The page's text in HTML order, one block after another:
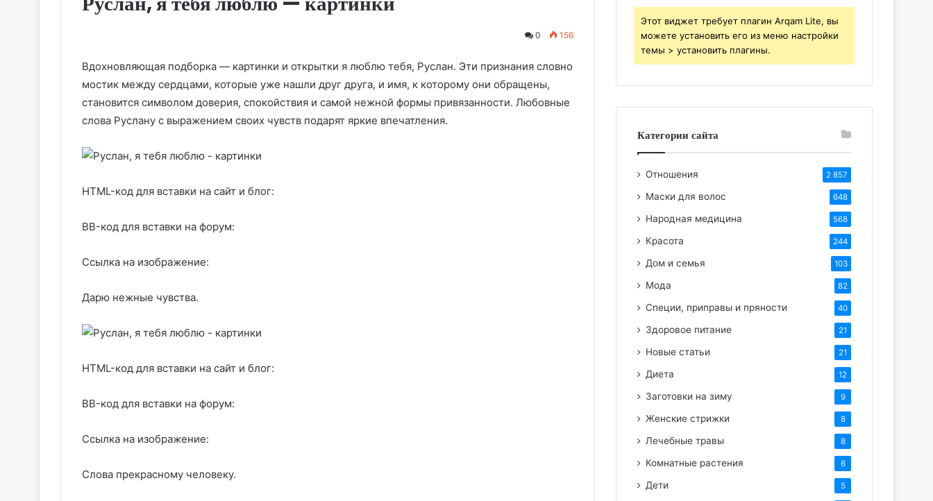
0 156
Вдохновляющая подборка — картинки и открытки я люблю тебя, Руслан. Эти признания словно
мостик между сердцами, которые уже нашли друг друга, и имя, к которому они обращены,
становится символом доверия, спокойствия и самой нежной формы привязанности. Любовные
слова Руслану с выражением своих чувств подарят яркие впечатления.
HTML-код для вставки на сайт и блог:
BB-код для вставки на форум:
Ссылка на изображение:
Дарю нежные чувства.
HTML-код для вставки на сайт и блог:
BB-код для вставки на форум:
Ссылка на изображение:
Слова прекрасному человеку.
Этот виджет требует плагин Arqam Lite, вы
можете установить его из меню настройки
темы > установить плагины.
Категории сайта
Отношения 2 857
Маски для волос 648
Народная медицина 568
Красота 244
Дом и семья 103
Мода 82
Специи, приправы и пряности 40
Здоровое питание 21
Новые статьи 21
Диета 12
Заготовки на зиму 9
Женские стрижки 8
Лечебные травы 8
Комнатные растения 6
Дети 5